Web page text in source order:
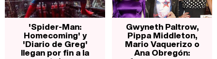
'Spider-Man:
Homecoming' y
'Diario de Greg'
llegan por fin a la
Gwyneth Paltrow,
Pippa Middleton,
Mario Vaquerizo o
Ana Obregón: